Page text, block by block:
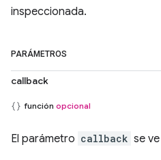
inspeccionada.
PARÁMETROS
callback
función opcional
El parámetro callback se